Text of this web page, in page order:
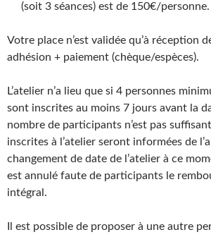
(soit 3 séances) est de 150€/personne.
Votre place n’est validée qu’à réception
adhésion + paiement (chèque/espèces).
L’atelier n’a lieu que si 4 personnes
sont inscrites au moins 7 jours avant la
nombre de participants n’est pas
inscrites à l’atelier seront informées de
changement de date de l’atelier à ce
est annulé faute de participants le
intégral.
Il est possible de proposer à une autre